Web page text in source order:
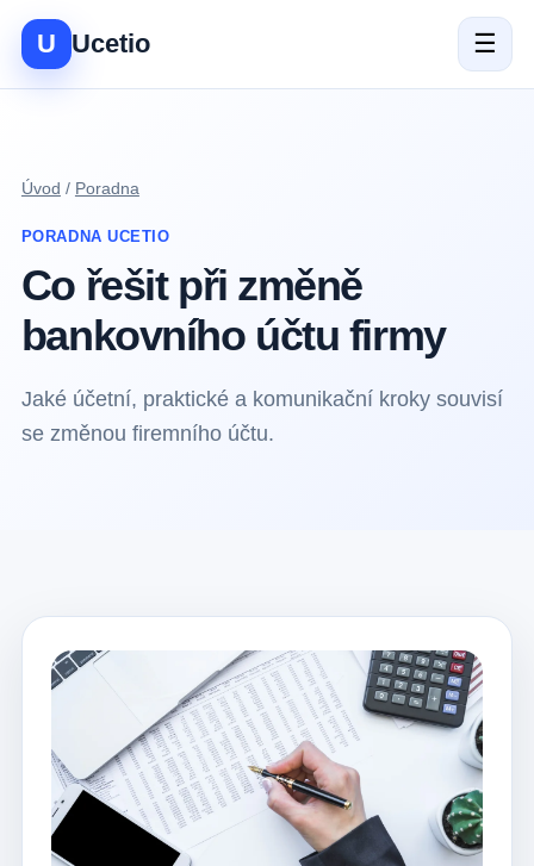
U Ucetio ☰
Úvod / Poradna
PORADNA UCETIO
Co řešit při změně
bankovního účtu firmy
Jaké účetní, praktické a komunikační kroky souvisí
se změnou firemního účtu.